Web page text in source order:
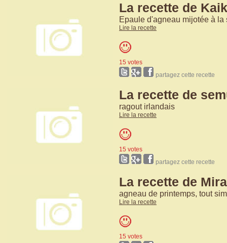
La recette de
Epaule d'agneau mijotée à la
Lire la recette
15 votes
partagez cette recette
La recette de
ragout irlandais
Lire la recette
15 votes
partagez cette recette
La recette de
agneau de printemps, tout
Lire la recette
15 votes